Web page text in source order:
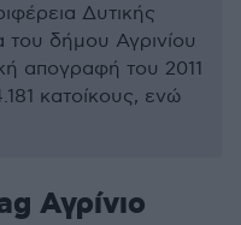
Δυτικής
του δήμου Αγρινίου
απογραφή του 2011
κατοίκους, ενώ
Αγρίνιο